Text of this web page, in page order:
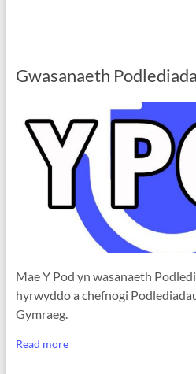
Gwasanaeth
Mae Y Pod yn wasanaeth
hyrwyddo a chefnogi
Gymraeg.
Read more